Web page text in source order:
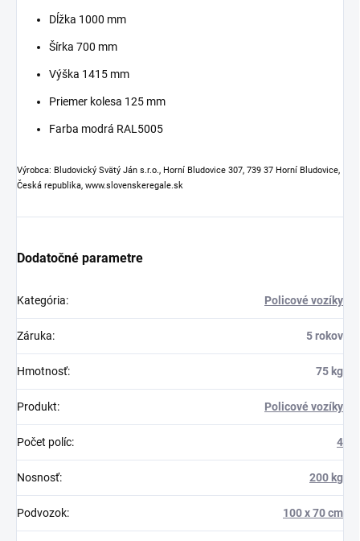
Dĺžka 1000 mm
Šírka 700 mm
Výška 1415 mm
Priemer kolesa 125 mm
Farba modrá RAL5005
Výrobca: Bludovický Svätý Ján s.r.o., Horní Bludovice 307, 739 37 Horní Bludovice,
Česká republika, www.slovenskeregale.sk
Dodatočné parametre
Kategória: Policové vozíky
Záruka: 5 rokov
Hmotnosť: 75 kg
Produkt: Policové vozíky
Počet políc: 4
Nosnosť: 200 kg
Podvozok: 100 x 70 cm